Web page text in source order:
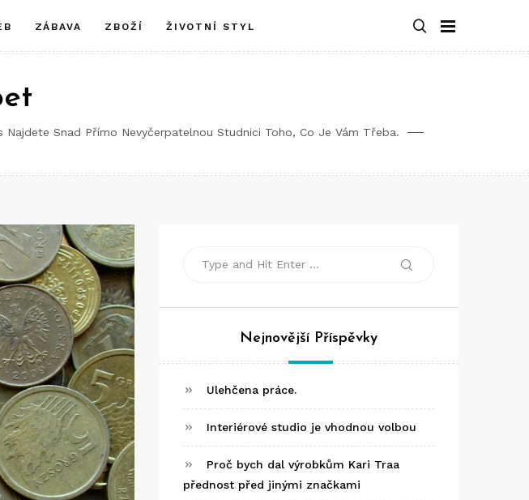
ZÁBAVA ZBOŽÍ ŽIVOTNÍ STYL
Snad Přímo Nevyčerpatelnou Studnici Toho, Co Je Vám Třeba.
Search
Nejnovější Příspěvky
Ulehčena práce.
Interiérové studio je vhodnou volbou
Proč bych dal výrobkům Kari Traa
přednost před jinými značkami